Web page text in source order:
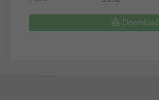
Download